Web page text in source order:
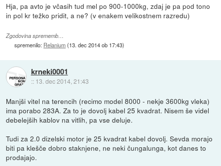
Hja, pa avto je včasih tud mel po 900-1000kg, zdaj je pa pod tono
in pol kr težko pridit, a ne? (v enakem velikostnem razredu)
Zgodovina sprememb…
spremenilo: Relanium(13. dec 2014 ob 17:43)
krneki0001
:: 13. dec 2014, 21:43
Manjši vitel na terencih (recimo model 8000 - nekje 3600kg vleka)
ima porabo 283A. Za to je dovolj kabel 25 kvadrat. Nisem še videl
debelejših kablov na vitlih, pa vse deluje.
Tudi za 2.0 dizelski motor je 25 kvadrat kabel dovolj. Sevda morajo
biti pa klešče dobro staknjene, ne neki čungalunga, kot danes to
prodajajo.